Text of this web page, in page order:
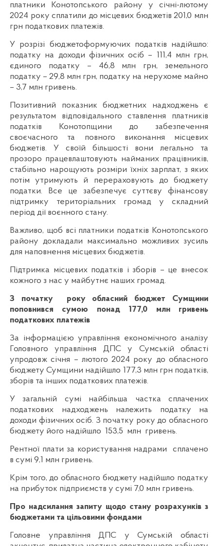
платники Конотопського району у січні-лютому
2024 року сплатили до місцевих бюджетів 201,0 млн
грн податкових платежів.
У розрізі бюджетоформуючих податків надійшло:
податку на доходи фізичних осіб – 111,4 млн грн,
єдиного податку – 46,8 млн грн, земельного
податку – 29,8 млн грн, податку на нерухоме майно
– 3,7 млн гривень.
Позитивний показник бюджетних надходжень є
результатом відповідального ставлення платників
податків Конотопщини до забезпечення
своєчасного та повного виконання місцевих
бюджетів. У своїй більшості вони легально та
прозоро працевлаштовують найманих працівників,
стабільно нарощують розміри їхніх зарплат, з яких
потім утримують й перераховують до бюджету
податки. Все це забезпечує суттєву фінансову
підтримку територіальних громад у складний
період дії воєнного стану.
Важливо, щоб всі платники податків Конотопського
району докладали максимально можливих зусиль
для наповнення місцевих бюджетів.
Підтримка місцевих податків і зборів – це внесок
кожного з нас у майбутнє наших громад.
З початку року обласний бюджет Сумщини
поповнився сумою понад 177,0 млн гривень
податкових платежів
За інформацією управління економічного аналізу
Головного управління ДПС у Сумській області
упродовж січня – лютого 2024 року до обласного
бюджету Сумщини надійшло 177,3 млн грн податків,
зборів та інших податкових платежів.
У загальній сумі найбільша частка сплачених
податкових надходжень належить податку на
доходи фізичних осіб. З початку року до обласного
бюджету його надійшло 153,5 млн гривень.
Рентної плати за користування надрами сплачено
в сумі 9,1 млн гривень.
Крім того, до обласного бюджету надійшло податку
на прибуток підприємств у сумі 7,0 млн гривень.
Про надсилання запиту щодо стану розрахунків з
бюджетами та цільовими фондами
Головне управління ДПС у Сумській області